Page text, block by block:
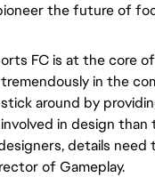
the future of
FC is at the core
in the
around by
in design
details need
of Gameplay.